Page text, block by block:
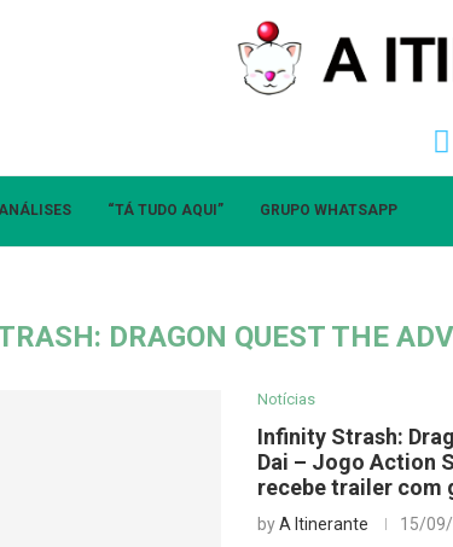
“TÁ TUDO AQUI” GRUPO WHATSAPP
DRAGON QUEST THE
Notícias
Infinity Strash:
Dai – Jogo Action
recebe trailer com
byA Itinerante 15/